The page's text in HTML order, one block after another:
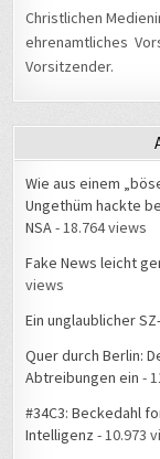
Christlichen
ehrenamtliches
Vorsitzender.
Wie aus einem
Ungethüm hackte
NSA- 18.764 views
Fake News leicht
views
Ein unglaublicher
Quer durch Berlin:
Abtreibungen ein -
#34C3: Beckedahl
Intelligenz - 10.973